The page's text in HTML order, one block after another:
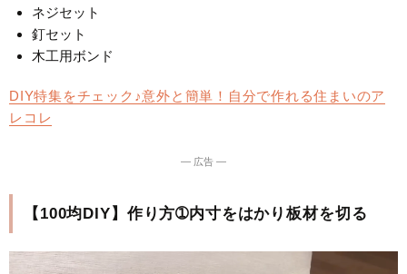
ネジセット
釘セット
木工用ボンド
DIY特集をチェック♪意外と簡単！自分で作れる住まいのア
レコレ
― 広告 ―
【100均DIY】作り方➀内寸をはかり板材を切る